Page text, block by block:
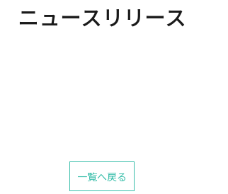
ニュースリリース
一覧へ戻る